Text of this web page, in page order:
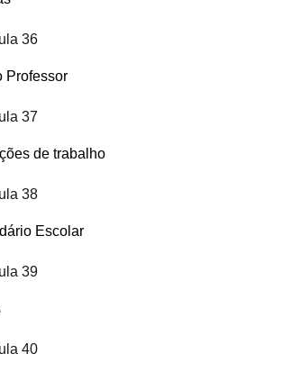
36
Professor
37
de trabalho
38
Escolar
39
40